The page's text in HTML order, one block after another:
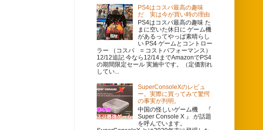
PS4はコスパ最高の趣味
だ 実は今が買い時の理由
PS4はコスパ最高の趣味 た
まに空いた休日に ゲーム機
があるってやっぱ素晴らし
い PS4 ゲームとコントロー
ラー （コスパ = コストパフォーマンス）
12/12追記 今なら12/14までAmazonでPS4
の期間限定セール 実施中です。（定価割れ
してい...
SuperConsoleXのレビュ
ー。実際に買ってみて驚愕
の事実が判明。
中国の怪しいゲーム機 『
Super Console X 』 が話題
を呼んでいます。